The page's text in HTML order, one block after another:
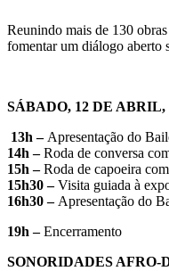
Reunindo mais de 130
fomentar um diálogo aberto
SÁBADO, 12 DE
13h –Apresentação do
14h –Roda de conversa
15h –Roda de capoeira
15h30 –Visita guiada à
16h30 –Apresentação do
19h –Encerramento
SONORIDADES